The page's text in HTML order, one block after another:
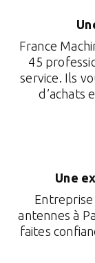
France
45
service. Ils
d’achats
Une
antennes à
faites